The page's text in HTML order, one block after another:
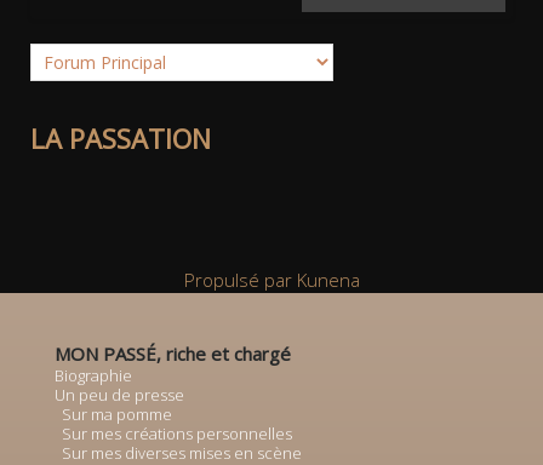
LA PASSATION
Propulsé par Kunena
MON PASSÉ, riche et chargé
Biographie
Un peu de presse
Sur ma pomme
Sur mes créations personnelles
Sur mes diverses mises en scène